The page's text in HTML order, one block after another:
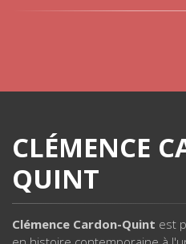
CLÉMENCE
QUINT
Clémence Cardon-Quint est